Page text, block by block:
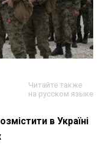
Читайте также
на русском языке
в Україні